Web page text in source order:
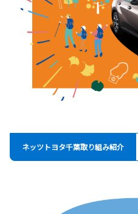
ネッツトヨタ千葉取り組み紹介